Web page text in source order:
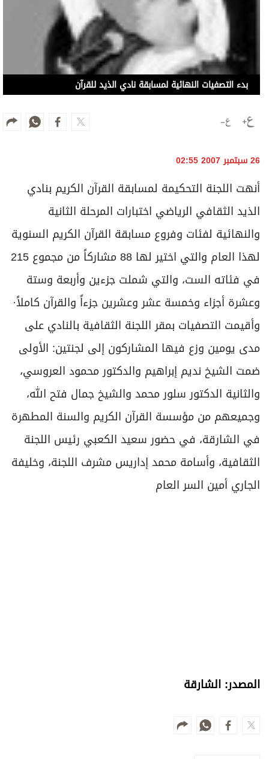
بدء التصفيات النهائية لمسابقة نادي الذيد للقرآن
26 سبتمبر 2007 02:55
أنهت اللجنة التحكيمة لمسابقة القرآن الكريم بنادي
الذيد الثقافي الرياضي اختبارات المرحلة الثانية
والنهائية لفئات وفروع مسابقة القرآن الكريم السنوية
لهذا العام والتي اختير لها 88 مشاركاً من مجموع 215
في فئاته الست، والتي شملت جزءين وأربعة وستة
وعشرة أجزاء وخمسة عشر وعشرين جزءاً والقرآن كاملاً·
وأقيمت التصفيات بمقر اللجنة الثقافية بالنادي على
مدى يومين وزع فيها المشاركون إلى لجنتين: الأولى
ضمت الشيخ نديم إبراهيم والدكتور محمود العروسي،
والثانية الدكتور سلور محمد والشيخ جمال فتح الله،
وجميعهم من مؤسسة القرآن الكريم والسنة المطهرة
في الشارقة، في حضور سعيد الكعبي رئيس اللجنة
الثقافية، وأسامة محمد إداريس مشرف اللجنة، وخليفة
الجاري أمين السر العام
المصدر: الشارقة